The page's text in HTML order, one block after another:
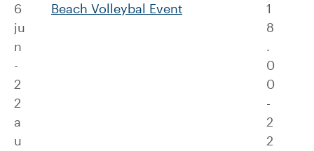
6
ju
n
-
2
2
a
u
Beach Volleybal Event
1
8
.
0
0
-
2
2